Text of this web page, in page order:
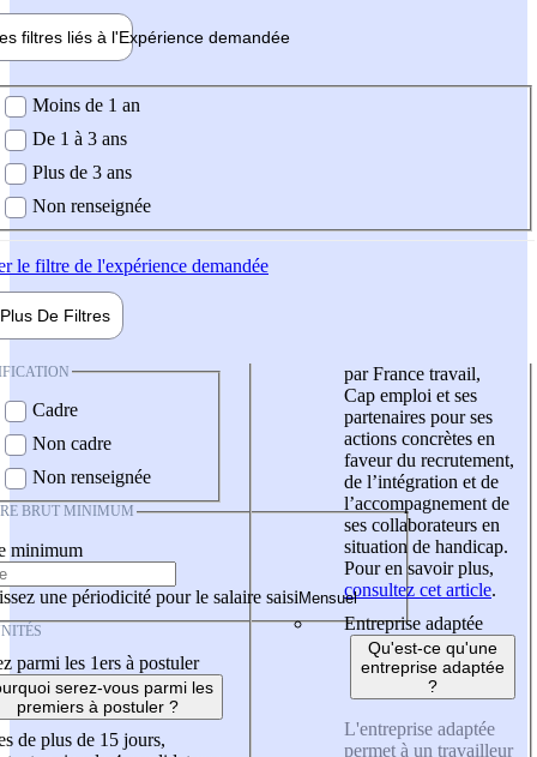
filtres liés à l'Expérience demandée
demandée
Moins de 1 an
De 1 à 3 ans
Plus de 3 ans
Non renseignée
le filtre de l'expérience demandée
Plus De Filtres
Cadre
Non cadre
Non renseignée
BRUT MINIMUM
minimum
une périodicité pour le salaire saisi
parmi les 1ers à postuler
serez-vous parmi les
premiers à postuler ?
de plus de 15 jours,
par France travail,
Cap emploi et ses
partenaires pour ses
actions concrètes en
faveur du recrutement,
de l’intégration et de
l’accompagnement de
ses collaborateurs en
situation de handicap.
Pour en savoir plus,
consultez cet article.
Entreprise adaptée
Qu'est-ce qu'une
entreprise adaptée
?
L'entreprise adaptée
permet à un travailleur